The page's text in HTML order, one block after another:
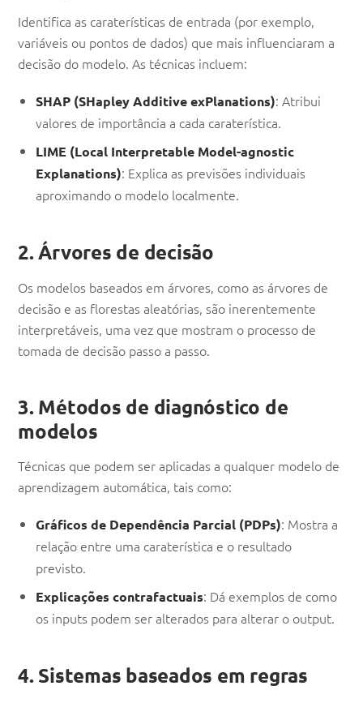
Identifica as caraterísticas de entrada (por exemplo,
variáveis ou pontos de dados) que mais influenciaram a
decisão do modelo. As técnicas incluem:
SHAP (SHapley Additive exPlanations): Atribui
valores de importância a cada caraterística.
LIME (Local Interpretable Model-agnostic
Explanations): Explica as previsões individuais
aproximando o modelo localmente.
2. Árvores de decisão
Os modelos baseados em árvores, como as árvores de
decisão e as florestas aleatórias, são inerentemente
interpretáveis, uma vez que mostram o processo de
tomada de decisão passo a passo.
3. Métodos de diagnóstico de
modelos
Técnicas que podem ser aplicadas a qualquer modelo de
aprendizagem automática, tais como:
Gráficos de Dependência Parcial (PDPs): Mostra a
relação entre uma caraterística e o resultado
previsto.
Explicações contrafactuais: Dá exemplos de como
os inputs podem ser alterados para alterar o output.
4. Sistemas baseados em regras